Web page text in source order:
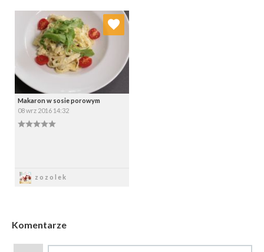
Makaron w sosie porowym
08 wrz 2016 14:32
zozolek
Dodaj do ulubionych
Wybierz listę:
Komentarze